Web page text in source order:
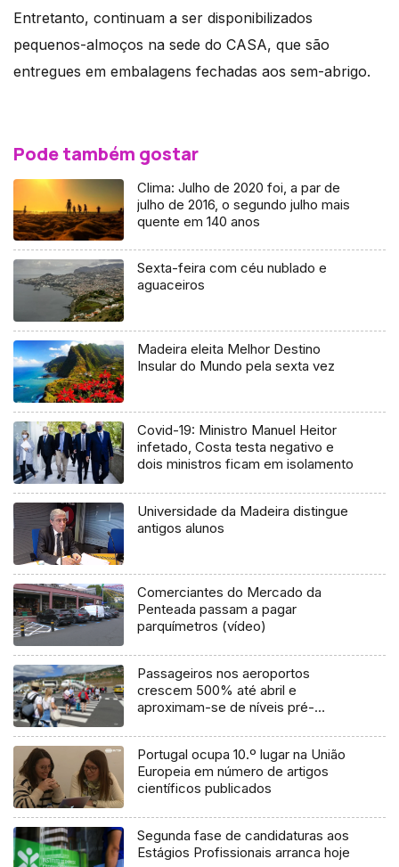
Entretanto, continuam a ser disponibilizados
pequenos-almoços na sede do CASA, que são
entregues em embalagens fechadas aos sem-abrigo.
Pode também gostar
Clima: Julho de 2020 foi, a par de
julho de 2016, o segundo julho mais
quente em 140 anos
Sexta-feira com céu nublado e
aguaceiros
Madeira eleita Melhor Destino
Insular do Mundo pela sexta vez
Covid-19: Ministro Manuel Heitor
infetado, Costa testa negativo e
dois ministros ficam em isolamento
Universidade da Madeira distingue
antigos alunos
Comerciantes do Mercado da
Penteada passam a pagar
parquímetros (vídeo)
Passageiros nos aeroportos
crescem 500% até abril e
aproximam-se de níveis pré-
Portugal ocupa 10.º lugar na União
Europeia em número de artigos
científicos publicados
Segunda fase de candidaturas aos
Estágios Profissionais arranca hoje